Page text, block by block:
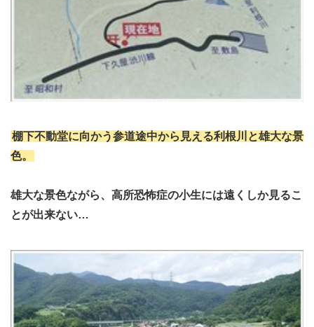
棚下不動堂に向かう参道途中から見える利根川と雄大な景
色。
雄大な景色ながら、高所恐怖症の小生には遠くしか見るこ
とが出来ない…